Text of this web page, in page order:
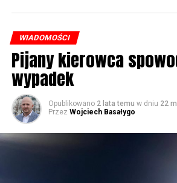
(Niemcy), Biblioteka Publiczna Gminy
Rzymskokatolicka w Wolinie
59641 odsłon
WIADOMOŚCI
Pijany kierowca
wypadek
Opublikowano 2 lata temu w dniu 22
Przez Wojciech Basałygo